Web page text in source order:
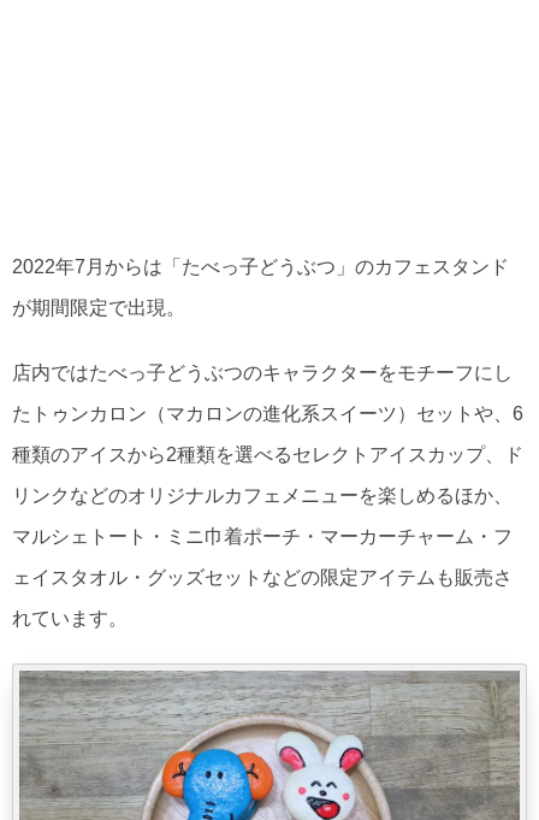
2022年7月からは「たべっ子どうぶつ」のカフェスタンド
が期間限定で出現。
店内ではたべっ子どうぶつのキャラクターをモチーフにし
たトゥンカロン（マカロンの進化系スイーツ）セットや、6
種類のアイスから2種類を選べるセレクトアイスカップ、ド
リンクなどのオリジナルカフェメニューを楽しめるほか、
マルシェトート・ミニ巾着ポーチ・マーカーチャーム・フ
ェイスタオル・グッズセットなどの限定アイテムも販売さ
れています。